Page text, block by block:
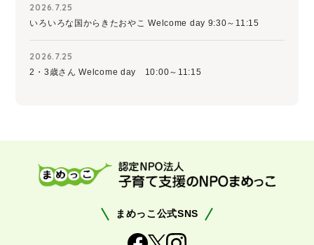
2026.7.25
いろいろな国からきたおやこ Welcome day 9:30～11:15
2026.7.25
2・3歳さん Welcome day 10:00～11:15
まめっこ公式SNS